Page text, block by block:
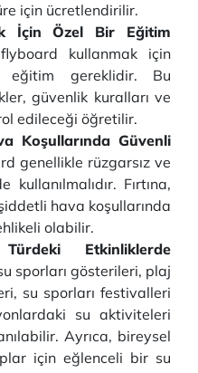
için ücretlendirilir.
İçin Özel Bir Eğitim
kullanmak için
eğitim gereklidir. Bu
güvenlik kuralları ve
edileceği öğretilir.
Koşullarında Güvenli
genellikle rüzgarsız ve
Fırtına,
hava koşullarında
olabilir.
Etkinliklerde
sporları gösterileri, plaj
su sporları festivalleri
su aktiviteleri
Ayrıca, bireysel
için eğlenceli bir su